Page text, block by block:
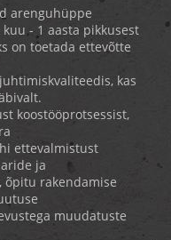
arenguhüppe
- 1 aasta pikkusest
on toetada ettevõtte
kas
ettevalmistust
ja
rakendamise
muudatuste